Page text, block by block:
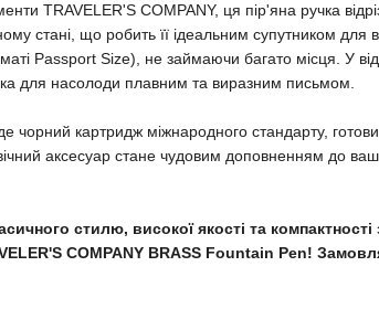
TRAVELER'S COMPANY, ця пір'яна ручка
стані, що робить її ідеальним супутником для
Passport Size), не займаючи багато місця. У
для насолоди плавним та виразним письмом.
чорний картридж міжнародного стандарту,
аксесуар стане чудовим доповненням до
стилю, високої якості та
COMPANY BRASS Fountain Pen!